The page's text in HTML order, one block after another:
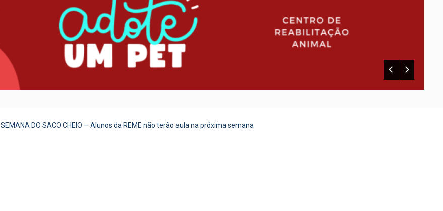
SEMANA DO SACO CHEIO – Alunos da REME não terão aula na próxima semana